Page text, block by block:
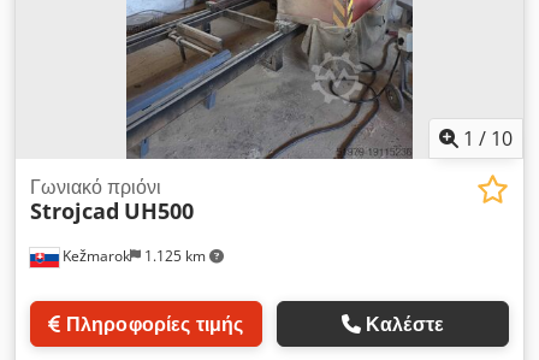
1 / 10
Kežmarok 1.125 km
Γωνιακό πριόνι
Strojcad UH500
Πληροφορίες τιμής Καλέστε